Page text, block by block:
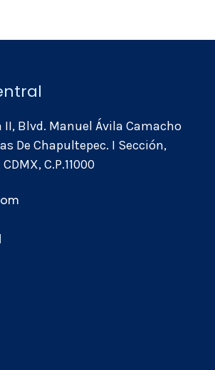
II, Blvd. Manuel Ávila Camacho
De Chapultepec. I Sección,
C.P.11000